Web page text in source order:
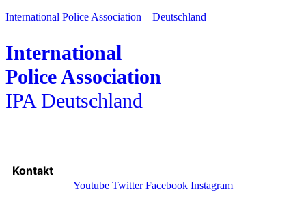
International Police Association – Deutschland
International
Police Association
IPA Deutschland
Kontakt
Youtube Twitter Facebook Instagram